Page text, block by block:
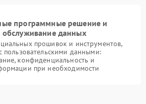
программные решение и
обслуживание данных
прошивок и инструментов,
пользовательскими данными:
конфиденциальность и
при необходимости